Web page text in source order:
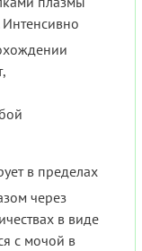
Интенсивно
в пределах
через
в виде
с мочой в